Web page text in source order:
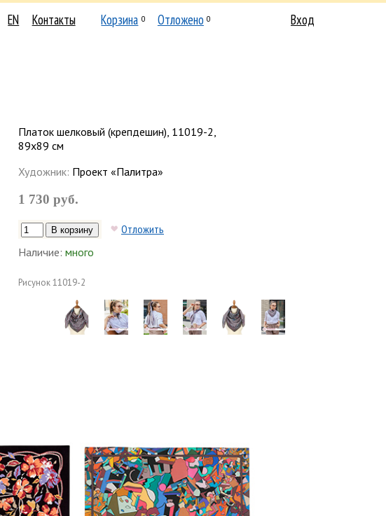
EN Контакты Корзина 0 Отложено 0 Вход
Платок шелковый (крепдешин), 11019-2,
89х89 см
Художник: Проект «Палитра»
1 730 руб.
Отложить
Наличие: много
Рисунок11019-2